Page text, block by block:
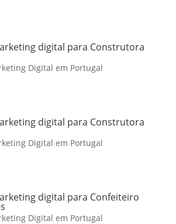
digital para Construtora
Digital em Portugal
digital para Construtora
Digital em Portugal
digital para Confeiteiro
Digital em Portugal